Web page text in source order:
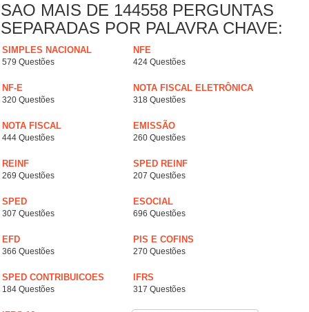
SAO MAIS DE 144558 PERGUNTAS
SEPARADAS POR PALAVRA CHAVE:
SIMPLES NACIONAL
579 Questões
NFE
424 Questões
NF-E
320 Questões
NOTA FISCAL ELETRÔNICA
318 Questões
NOTA FISCAL
444 Questões
EMISSÃO
260 Questões
REINF
269 Questões
SPED REINF
207 Questões
SPED
307 Questões
ESOCIAL
696 Questões
EFD
366 Questões
PIS E COFINS
270 Questões
SPED CONTRIBUICOES
184 Questões
IFRS
317 Questões